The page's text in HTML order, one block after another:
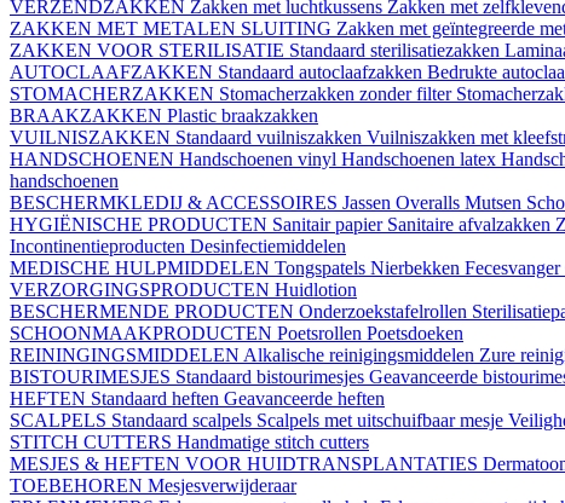
VERZENDZAKKEN Zakken met luchtkussens Zakken met
ZAKKEN MET METALEN SLUITING Zakken met geïntegreerde
ZAKKEN VOOR STERILISATIE Standaard sterilisatiezakken
AUTOCLAAFZAKKEN Standaard autoclaafzakken Bedrukte
STOMACHERZAKKEN Stomacherzakken zonder filter
BRAAKZAKKEN Plastic braakzakken
VUILNISZAKKEN Standaard vuilniszakken Vuilniszakken met
HANDSCHOENEN Handschoenen vinyl Handschoenen latex
handschoenen
BESCHERMKLEDIJ & ACCESSOIRES Jassen Overalls Mutsen
HYGIËNISCHE PRODUCTEN Sanitair papier Sanitaire afvalzakken
Incontinentieproducten Desinfectiemiddelen
MEDISCHE HULPMIDDELEN Tongspatels Nierbekken Fecesvanger
VERZORGINGSPRODUCTEN Huidlotion
BESCHERMENDE PRODUCTEN Onderzoekstafelrollen
SCHOONMAAKPRODUCTEN Poetsrollen Poetsdoeken
REININGINGSMIDDELEN Alkalische reinigingsmiddelen Zure
BISTOURIMESJES Standaard bistourimesjes Geavanceerde
HEFTEN Standaard heften Geavanceerde heften
SCALPELS Standaard scalpels Scalpels met uitschuifbaar mesje
STITCH CUTTERS Handmatige stitch cutters
MESJES & HEFTEN VOOR HUIDTRANSPLANTATIES
TOEBEHOREN Mesjesverwijderaar